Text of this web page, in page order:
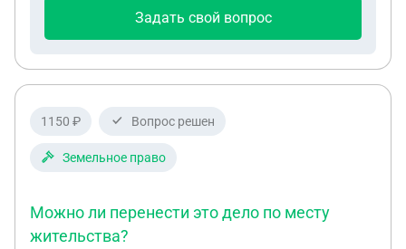
Задать свой вопрос
1150 ₽ Вопрос решен
Земельное право
Можно ли перенести это дело по месту
жительства?